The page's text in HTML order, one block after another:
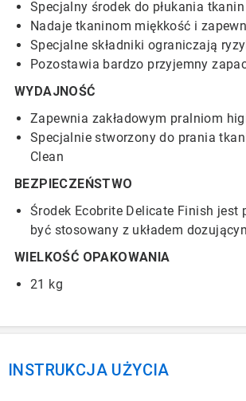
Specjalny środek do płukania
Nadaje tkaninom miękkość i
Specjalne składniki ograniczają
Pozostawia bardzo przyjemny
WYDAJNOŚĆ
Zapewnia zakładowym pralniom
Specjalnie stworzony do prania
Clean
BEZPIECZEŃSTWO
Środek Ecobrite Delicate Finish
być stosowany z układem
WIELKOŚĆ OPAKOWANIA
21 kg
INSTRUKCJA UŻYCIA